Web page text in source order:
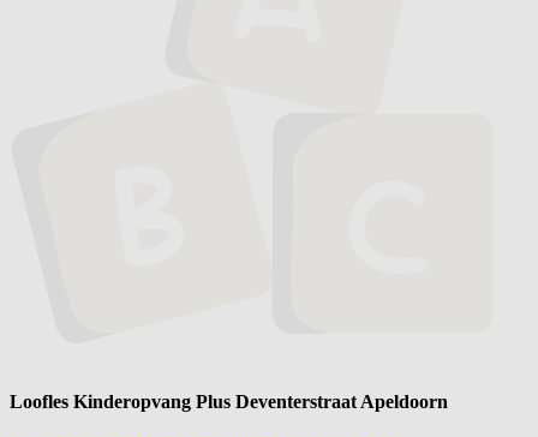
Loofles Kinderopvang Plus Deventerstraat Apeldoorn